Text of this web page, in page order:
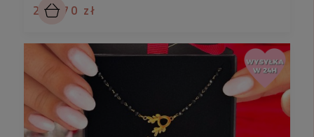
223,70 zł